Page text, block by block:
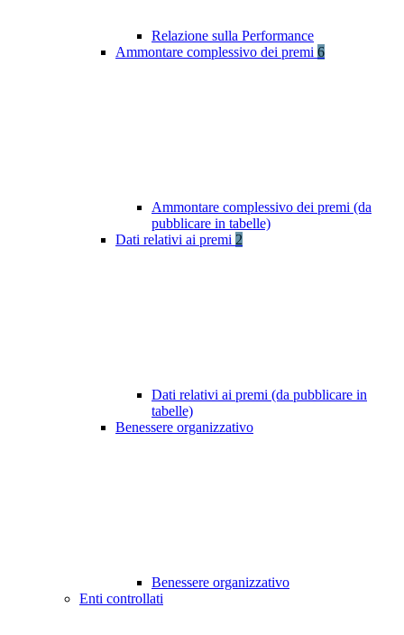
Relazione sulla Performance
Ammontare complessivo dei premi 6
Ammontare complessivo dei premi (da
pubblicare in tabelle)
Dati relativi ai premi 2
Dati relativi ai premi (da pubblicare in
tabelle)
Benessere organizzativo
Benessere organizzativo
Enti controllati